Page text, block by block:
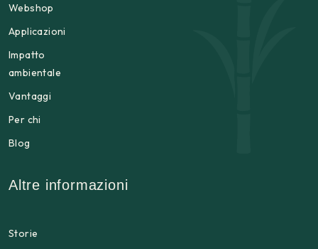
Webshop
Applicazioni
Impatto
ambientale
Vantaggi
Per chi
Blog
Altre informazioni
Storie